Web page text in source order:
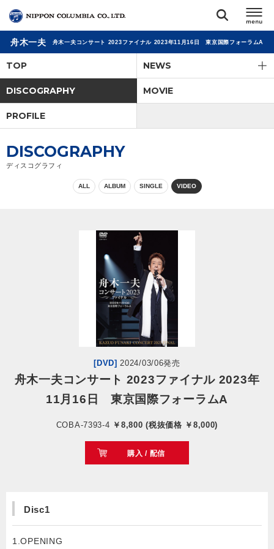
閉じる
TOP
アーティスト
ジャンル
お問い合わせ
舟木一夫 舟木一夫コンサート 2023ファイナル 2023年11月16日 東京国際フォーラムA
TOP NEWS
DISCOGRAPHY MOVIE
PROFILE
DISCOGRAPHY
ディスコグラフィ
ALL ALBUM SINGLE VIDEO
[DVD] 2024/03/06発売
舟木一夫コンサート 2023ファイナル 2023年
11月16日 東京国際フォーラムA
COBA-7393-4 ￥8,800 (税抜価格 ￥8,000)
購入 / 配信
Disc1
1.OPENING